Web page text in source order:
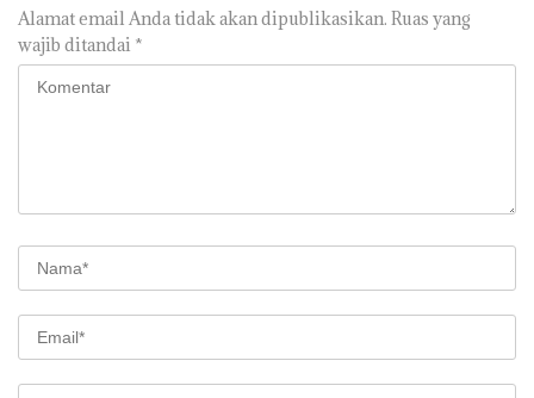
Alamat email Anda tidak akan dipublikasikan. Ruas yang
wajib ditandai *